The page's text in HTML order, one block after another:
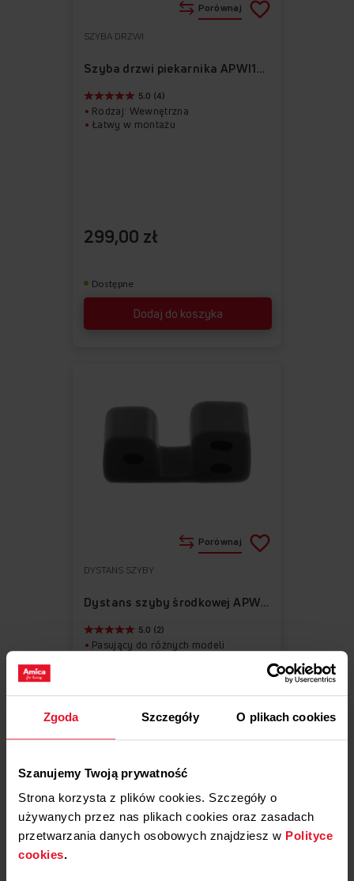
Zgoda Szczegóły O plikach cookies
Szanujemy Twoją prywatność
Strona korzysta z plików cookies. Szczegóły o
używanych przez nas plikach cookies oraz zasadach
przetwarzania danych osobowych znajdziesz w Polityce
cookies.
SZYBA DRZWI
Szyba drzwi piekarnika APWI1018
Dodaj do koszyka
5.0 (4)
Rodzaj: Wewnętrzna
Łatwy w montażu
299,00 zł
Dostępne
Porównaj
DYSTANS SZYBY
Dystans szyby środkowej APWI1005-1
Dodaj do koszyka
5.0 (2)
Pasujący do różnych modeli
19,00 zł
Dostępne
Porównaj
ulubionych
z